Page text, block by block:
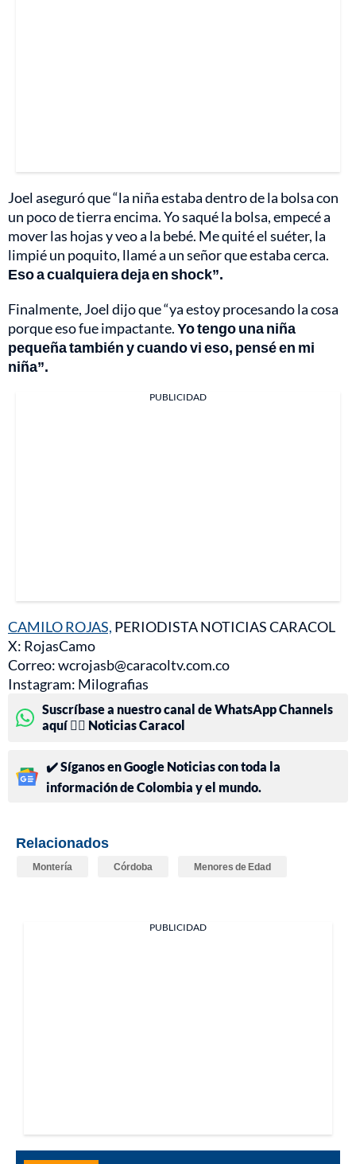
Joel aseguró que “la niña estaba dentro de la bolsa con
un poco de tierra encima. Yo saqué la bolsa, empecé a
mover las hojas y veo a la bebé. Me quité el suéter, la
limpié un poquito, llamé a un señor que estaba cerca.
Eso a cualquiera deja en shock”.
Finalmente, Joel dijo que “ya estoy procesando la cosa
porque eso fue impactante.Yo tengo una niña
pequeña también y cuando vi eso, pensé en mi
niña”.
PUBLICIDAD
CAMILO ROJAS, PERIODISTA NOTICIAS CARACOL
X: RojasCamo
Correo: wcrojasb@caracoltv.com.co
Instagram: Milografias
Suscríbase a nuestro canal de WhatsApp Channels
aquí 👉🏻 Noticias Caracol
✔️ Síganos en Google Noticias con toda la
información de Colombia y el mundo.
Relacionados
Montería Córdoba Menores de Edad
PUBLICIDAD